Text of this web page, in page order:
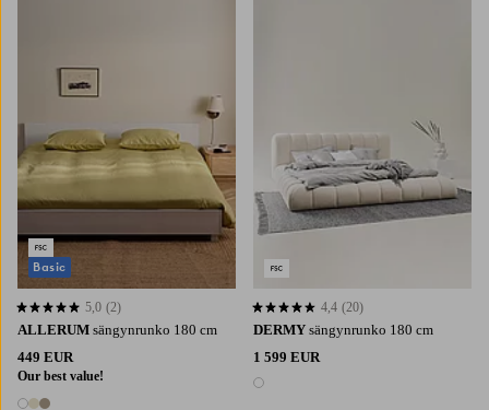
ALLERUM sängynrunko 180 cm
449 EUR
Our best value!
5,0 perustuen 2 arvosanaan
5,0 (2)
Basic
DERMY sängynrunko 180 cm
1 599 EUR
1 väri
4,4 perustuen 20 arvosanaan
4,4 (20)